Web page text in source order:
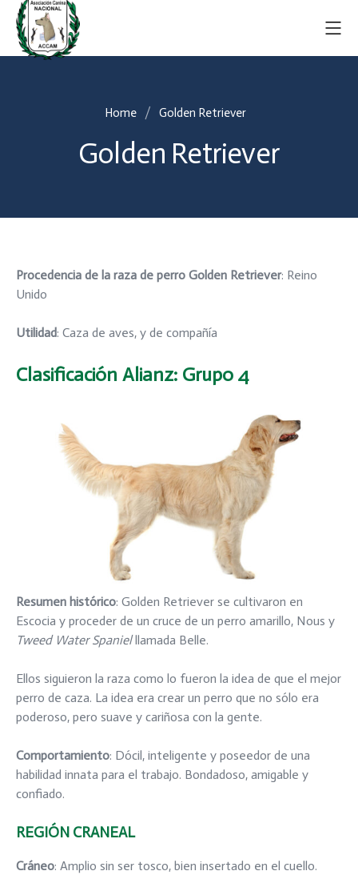
Home Golden Retriever
Golden Retriever
Procedencia de la raza de perro Golden Retriever: Reino
Unido
Utilidad: Caza de aves, y de compañía
Clasificación Alianz: Grupo 4
Resumen histórico: Golden Retriever se cultivaron en
Escocia y proceder de un cruce de un perro amarillo, Nous y
Tweed Water Spanielllamada Belle.
Ellos siguieron la raza como lo fueron la idea de que el mejor
perro de caza. La idea era crear un perro que no sólo era
poderoso, pero suave y cariñosa con la gente.
Comportamiento: Dócil, inteligente y poseedor de una
habilidad innata para el trabajo. Bondadoso, amigable y
confiado.
REGIÓN CRANEAL
Cráneo: Amplio sin ser tosco, bien insertado en el cuello.